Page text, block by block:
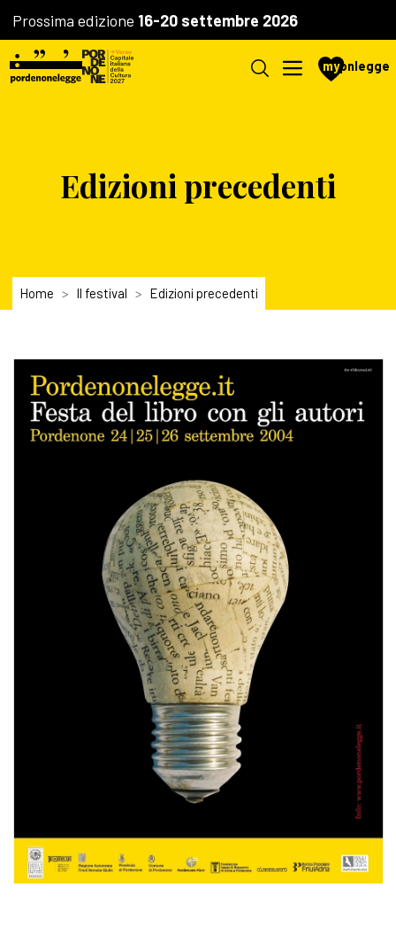
Prossima edizione 16-20 settembre 2026
mypnlegge
Edizioni precedenti
Home Il festival Edizioni precedenti